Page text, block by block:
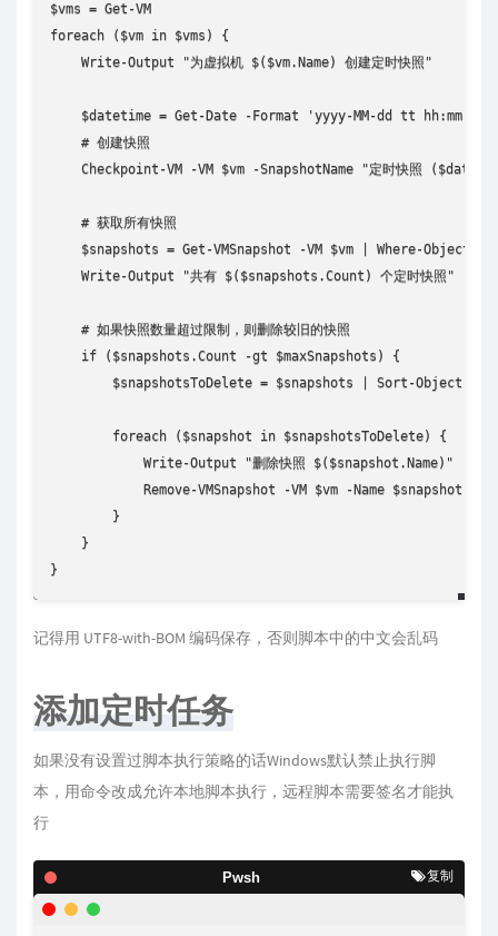
$vms = Get-VM
foreach ($vm in $vms) {
    Write-Output "为虚拟机 $($vm.Name) 创建定时快照"
    $datetime = Get-Date -Format 'yyyy-MM-dd tt hh:mm:ss'
    # 创建快照
Checkpoint-VM -VM $vm -SnapshotName "定时快照
    # 获取所有快照
$snapshots = Get-VMSnapshot -VM $vm | Where-Object {
    Write-Output "共有 $($snapshots.Count) 个定时快照"
    # 如果快照数量超过限制，则删除较旧的快照
    if ($snapshots.Count -gt $maxSnapshots) {
$snapshotsToDelete = $snapshots | Sort-Object
        foreach ($snapshot in $snapshotsToDelete) {
            Write-Output "删除快照 $($snapshot.Name)"
Remove-VMSnapshot -VM $vm -Name
        }
    }
}
记得用 UTF8-with-BOM 编码保存，否则脚本中的中文会乱码
添加定时任务
如果没有设置过脚本执行策略的话Windows默认禁止执行脚
本，用命令改成允许本地脚本执行，远程脚本需要签名才能执
行
Pwsh 复制